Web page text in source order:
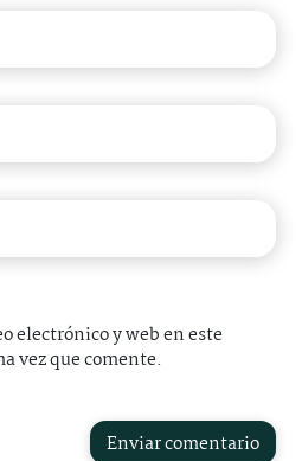
electrónico y web en este
vez que comente.
Enviar comentario